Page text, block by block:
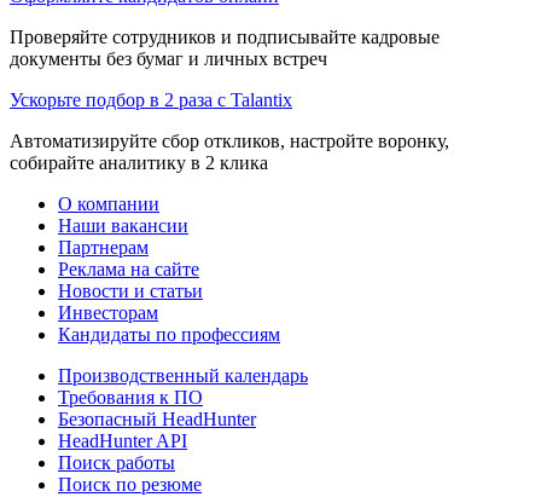
Проверяйте сотрудников и подписывайте кадровые
документы без бумаг и личных встреч
Ускорьте подбор в 2 раза с Talantix
Автоматизируйте сбор откликов, настройте воронку,
собирайте аналитику в 2 клика
О компании
Наши вакансии
Партнерам
Реклама на сайте
Новости и статьи
Инвесторам
Кандидаты по профессиям
Производственный календарь
Требования к ПО
Безопасный HeadHunter
HeadHunter API
Поиск работы
Поиск по резюме